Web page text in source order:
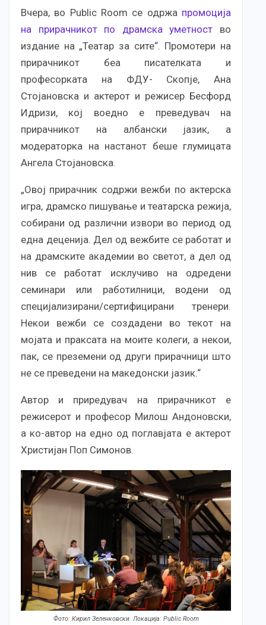
Вчера, во Public Room се одржапромоција
на прирачникот по драмска уметност во
издание на „Театар за сите“. Промотери на
прирачникот беа писателката и
професорката на ФДУ- Скопје, Ана
Стојановска и актерот и режисер Бесфорд
Идризи, кој воедно е преведувач на
прирачникот на албански јазик, а
модераторка на настанот беше глумицата
Ангела Стојановска.
„Овој прирачник содржи вежби по актерска
игра, драмско пишување и театарска режија,
собирани од различни извори во период од
една деценија. Дел од вежбите се работат и
на драмските академии во светот, а дел од
нив се работат исклучиво на одредени
семинари или работилници, водени од
специјализирани/сертифицирани тренери.
Некои вежби се создадени во текот на
мојата и праксата на моите колеги, а некои,
пак, се преземени од други прирачници што
не се преведени на македонски јазик.“
Автор и приредувач на прирачникот е
режисерот и професор Милош Андоновски,
а ко-автор на едно од поглавјата е актерот
Христијан Поп Симонов.
Фото: Кирил Зеленковски. Локација: Public Room